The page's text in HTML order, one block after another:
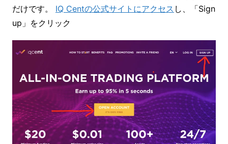
だけです。 IQ Centの公式サイトにアクセス し、「Sign
up」をクリック